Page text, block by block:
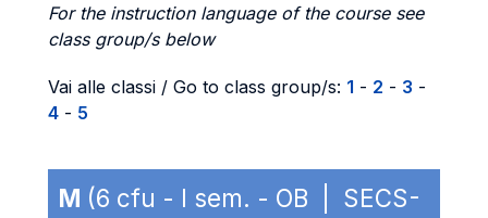
For the instruction language of the course see
class group/s below
Vai alle classi / Go to class group/s: 1 - 2 - 3 -
4 - 5
M (6 cfu - I sem. - OB | SECS-